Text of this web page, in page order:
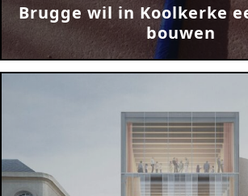
Brugge wil in Koolkerke
bouwen